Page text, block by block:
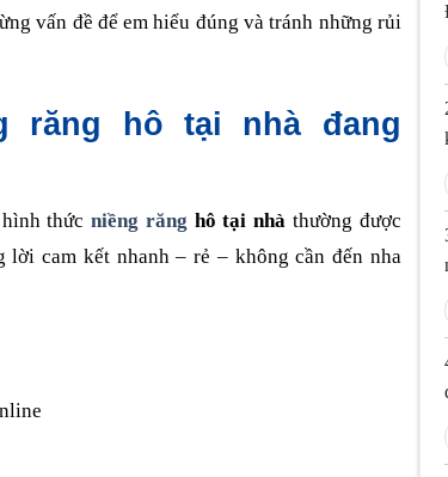
vấn đề để em hiểu đúng và tránh những rủi
răng hô tại nhà đang
hình thứcniềng răng hô tại nhà thường được
cam kết nhanh – rẻ – không cần đến nha